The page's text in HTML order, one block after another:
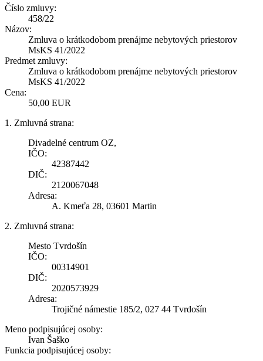
Číslo zmluvy:
458/22
Názov:
Zmluva o krátkodobom prenájme nebytových priestorov
MsKS 41/2022
Predmet zmluvy:
Zmluva o krátkodobom prenájme nebytových priestorov
MsKS 41/2022
Cena:
50,00 EUR
1. Zmluvná strana:
Divadelné centrum OZ,
IČO:
42387442
DIČ:
2120067048
Adresa:
A. Kmeťa 28, 03601 Martin
2. Zmluvná strana:
Mesto Tvrdošín
IČO:
00314901
DIČ:
2020573929
Adresa:
Trojičné námestie 185/2, 027 44 Tvrdošín
Meno podpisujúcej osoby:
Ivan Šaško
Funkcia podpisujúcej osoby: